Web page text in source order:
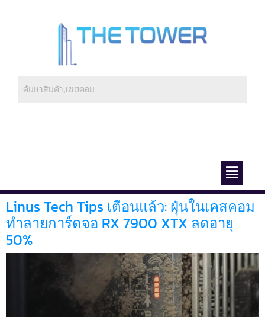
Linus Tech Tips เตือนแล้ว: ฝุ่นในเคสคอม
ทำลายการ์ดจอ RX 7900 XTX ลดอายุ
50%